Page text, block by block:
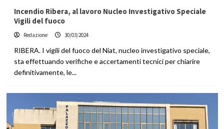
Incendio Ribera, al lavoro Nucleo Investigativo Speciale
Vigili del fuoco
Redazione 30/03/2024
RIBERA. I vigili del fuoco del Niat, nucleo investigativo speciale,
sta effettuando verifiche e accertamenti tecnici per chiarire
definitivamente, le...